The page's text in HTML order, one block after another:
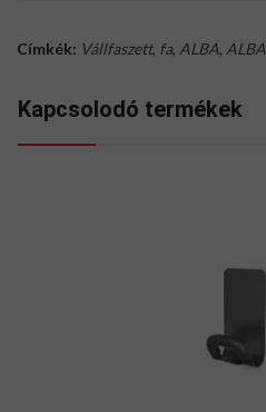
Címkék: Vállfaszett, fa, ALBA, ALBA
Kapcsolodó termékek